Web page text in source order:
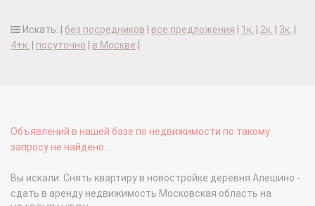
Искать: | без посредников все предложения 1к. 2к. 3к.
4+к.
посуточно в Москве
Объявлений в нашей базе по недвижимости по такому
запросу не найдено...
Вы искали: Снять квартиру в новостройке деревня Алешино -
сдать в аренду недвижимость Московская область на